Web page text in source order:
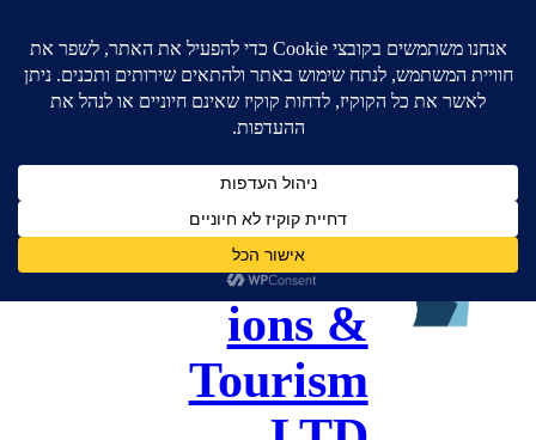
גל כנסים
ותיירות –
Gal
Convent
ions &
Tourism